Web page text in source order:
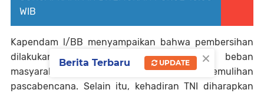
WIB
Kapendam l/BB menyampaikan bahwa pembersihan
dilakukan guna membantu meringankan beban
masyarakat serta mempercepat pemulihan
pascabencana. Selain itu, kehadiran TNI diharapkan
×
Berita Terbaru UPDATE